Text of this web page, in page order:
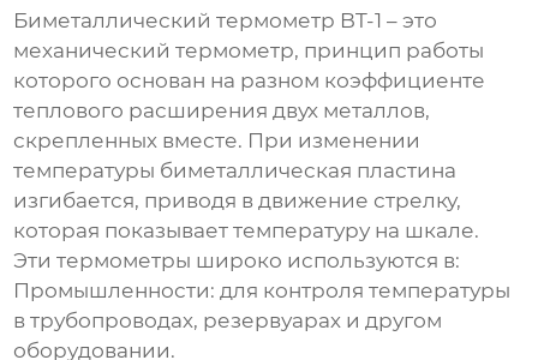
Биметаллический термометр BT-1 – это
механический термометр, принцип работы
которого основан на разном коэффициенте
теплового расширения двух металлов,
скрепленных вместе. При изменении
температуры биметаллическая пластина
изгибается, приводя в движение стрелку,
которая показывает температуру на шкале.
Эти термометры широко используются в:
Промышленности: для контроля температуры
в трубопроводах, резервуарах и другом
оборудовании.